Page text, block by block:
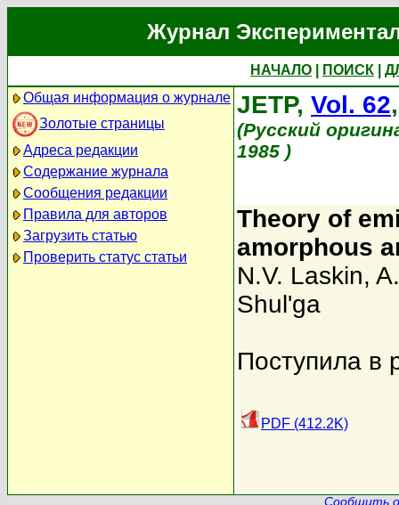
Журнал
НАЧАЛО ПОИСК
Общая информация о журнале
Золотые страницы
Адреса редакции
Содержание журнала
Сообщения редакции
Правила для авторов
Загрузить статью
Проверить статус статьи
JETP, Vol. 62
(Русский
1985 )
Theory of
amorphous
N.V. Laskin,
Shul'ga
Поступила в
PDF (412.2K)
Сообщить о